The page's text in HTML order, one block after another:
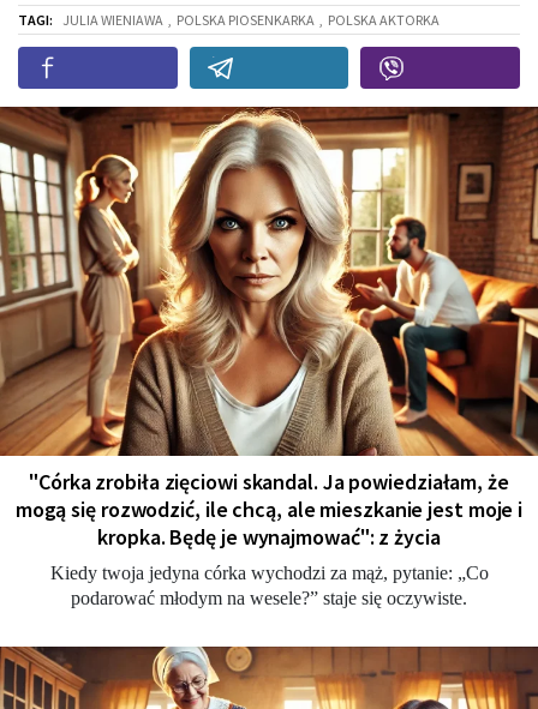
TAGI: JULIA WIENIAWA POLSKA PIOSENKARKA POLSKA AKTORKA
"Córka zrobiła zięciowi skandal. Ja powiedziałam, że
mogą się rozwodzić, ile chcą, ale mieszkanie jest moje i
kropka. Będę je wynajmować": z życia
Kiedy twoja jedyna córka wychodzi za mąż, pytanie: „Co
podarować młodym na wesele?” staje się oczywiste.